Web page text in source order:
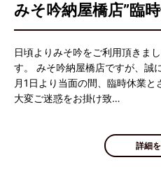
みそ吟納屋橋店”臨
日頃よりみそ吟をご利用頂きま
す。 みそ吟納屋橋店ですが、誠
月1日より当面の間、臨時休業と
大変ご迷惑をお掛け致…
詳細